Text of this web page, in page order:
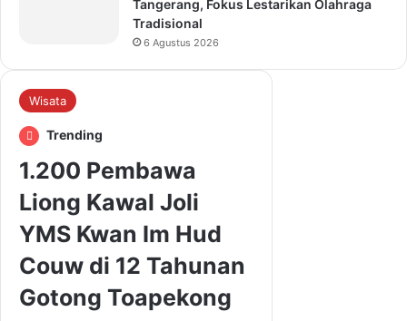
Tangerang, Fokus Lestarikan Olahraga
Tradisional
6 Agustus 2026